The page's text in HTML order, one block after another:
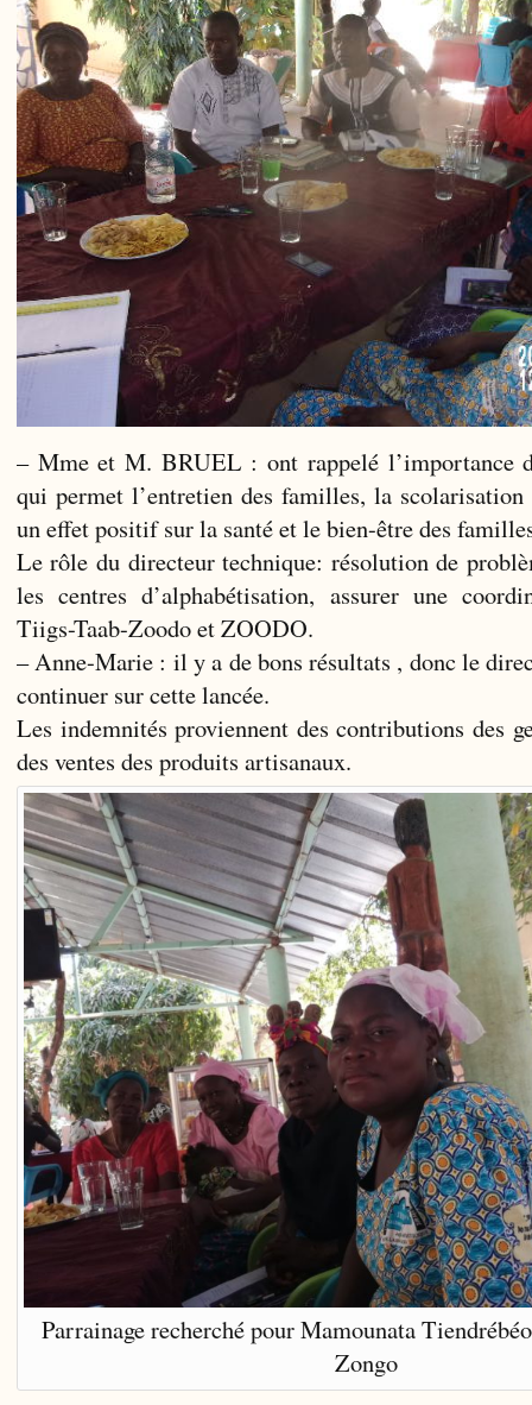
– Mme et M. BRUEL : ont rappelé l’importance
qui permet l’entretien des familles, la
un effet positif sur la santé et le bien-être des
Le rôle du directeur technique: résolution de
les centres d’alphabétisation, assurer une
Tiigs-Taab-Zoodo et ZOODO.
– Anne-Marie : il y a de bons résultats , donc le
continuer sur cette lancée.
Les indemnités proviennent des contributions des
des ventes des produits artisanaux.
Parrainage recherché pour Mamounata
Zongo